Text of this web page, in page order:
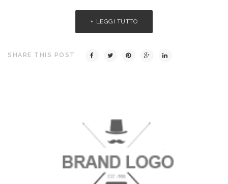
LEGGI TUTTO
SHARE THIS POST